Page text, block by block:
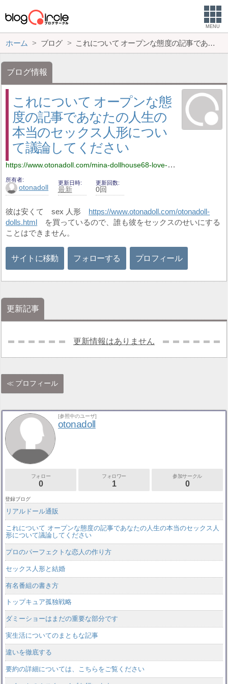
MENU
ホーム ブログ これについて オープンな態度の記事であなたの人生の本当のセックス人形について議論してください
ブログ情報
これについて オープンな態
度の記事であなたの人生の
本当のセックス人形につい
て議論してください
https://www.otonadoll.com/mina-dollhouse68-love-doll.html
所有者
otonadoll
更新日時
最新
更新回数
0回
彼は安くて sex 人形 https://www.otonadoll.com/otonadoll-
dolls.html を買っているので、誰も彼をセックスのせいにする
ことはできません。
サイトに移動 フォローする プロフィール
更新記事
更新情報はありません
プロフィール
[参照中のユーザ]
otonadoll
フォロー
0
フォロワー
1
参加サークル
0
登録ブログ
リアルドール通販
これについて オープンな態度の記事であなたの人生の本当のセックス人
形について議論してください
プロのパーフェクトな恋人の作り方
セックス人形と結婚
有名番組の書き方
トップキュア孤独戦略
ダミーショーはまだの重要な部分です
実生活についてのまともな記事
違いを徹底する
要約の詳細については、こちらをご覧ください